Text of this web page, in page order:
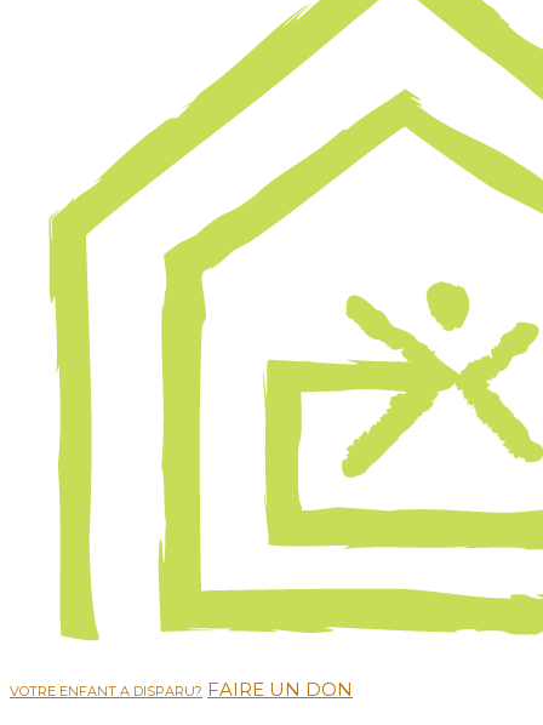
VOTRE ENFANT A DISPARU? FAIRE UN DON